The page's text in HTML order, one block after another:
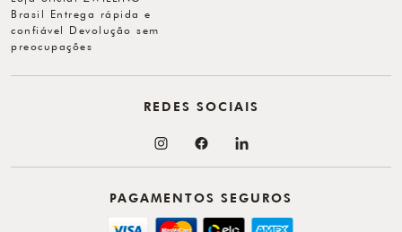
Brasil Entrega rápida e
confiável Devolução sem
preocupações
PAGAMENTOS SEGUROS
REDES SOCIAIS